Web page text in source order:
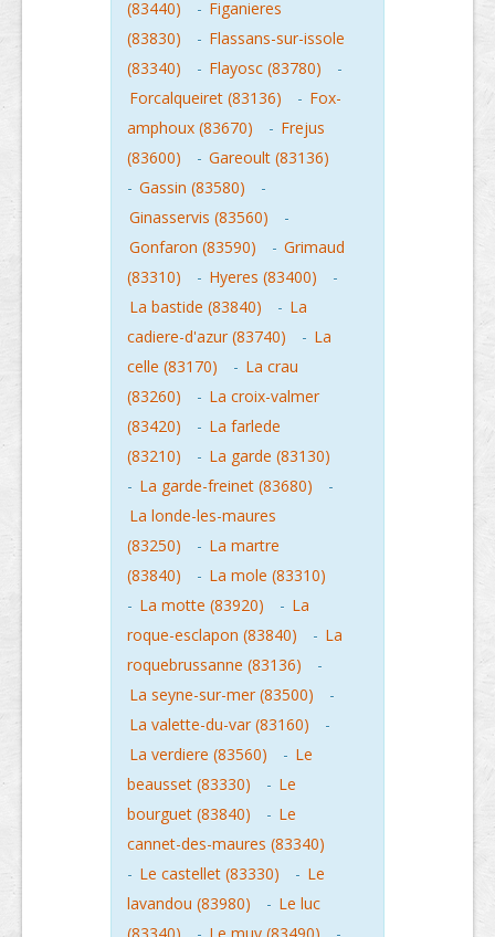
(83440) - Figanieres
(83830)
- Flassans-sur-issole
(83340)
- Flayosc (83780)
-
Forcalqueiret (83136)
- Fox-
amphoux (83670)
- Frejus
(83600)
- Gareoult (83136)
- Gassin (83580)
-
Ginasservis (83560)
-
Gonfaron (83590)
- Grimaud
(83310)
- Hyeres (83400)
-
La bastide (83840)
- La
cadiere-d'azur (83740)
- La
celle (83170)
- La crau
(83260)
- La croix-valmer
(83420)
- La farlede
(83210)
- La garde (83130)
- La garde-freinet (83680)
-
La londe-les-maures
(83250)
- La martre
(83840)
- La mole (83310)
- La motte (83920) - La
roque-esclapon (83840)
- La
roquebrussanne (83136)
-
La seyne-sur-mer (83500)
-
La valette-du-var (83160)
-
La verdiere (83560)
- Le
beausset (83330)
- Le
bourguet (83840)
- Le
cannet-des-maures (83340)
- Le castellet (83330) - Le
lavandou (83980)
- Le luc